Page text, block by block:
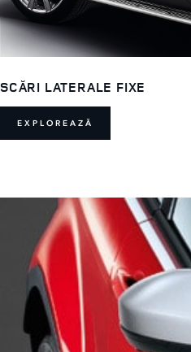
SCĂRI LATERALE FIXE
EXPLOREAZĂ